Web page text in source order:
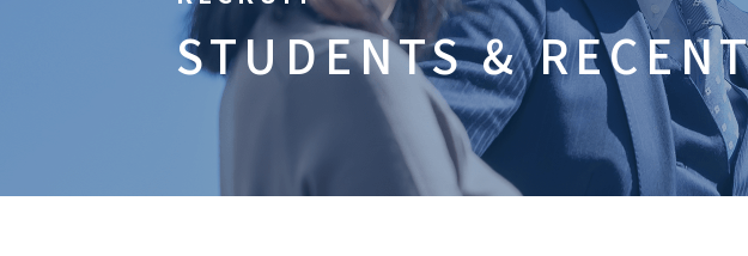
サービス
輸出海上混載輸送（LCL）
輸入海上混載輸送（LCL）
Asian Express Service(HDS)
STUDENTS &